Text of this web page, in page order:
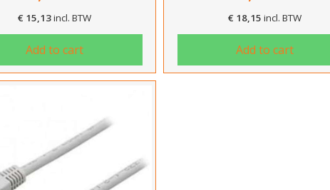
€ 15,13incl. BTW
Add to cart
€ 18,15 incl. BTW
Add to cart
Hartelijk dank!
Dit product is succesvol toegevoegd aan uw winkelwagen!